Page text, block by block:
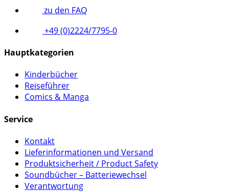
zu den FAQ
+49 (0)2224/7795-0
Hauptkategorien
Kinderbücher
Reiseführer
Comics & Manga
Service
Kontakt
Lieferinformationen und Versand
Produktsicherheit / Product Safety
Soundbücher – Batteriewechsel
Verantwortung